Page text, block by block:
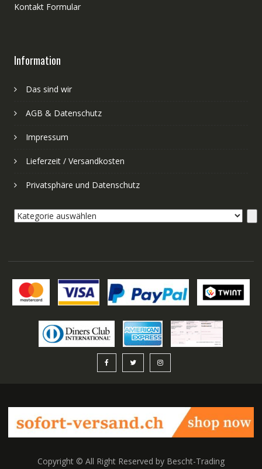
Kontakt Formular
Information
Das sind wir
AGB & Datenschutz
Impressum
Lieferzeit / Versandkosten
Privatsphäre und Datenschutz
Kategorie
Copyright © All Right Reserved by Bescht-Trading